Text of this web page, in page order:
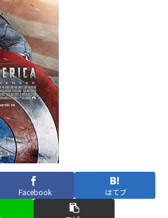
Facebook はてブ